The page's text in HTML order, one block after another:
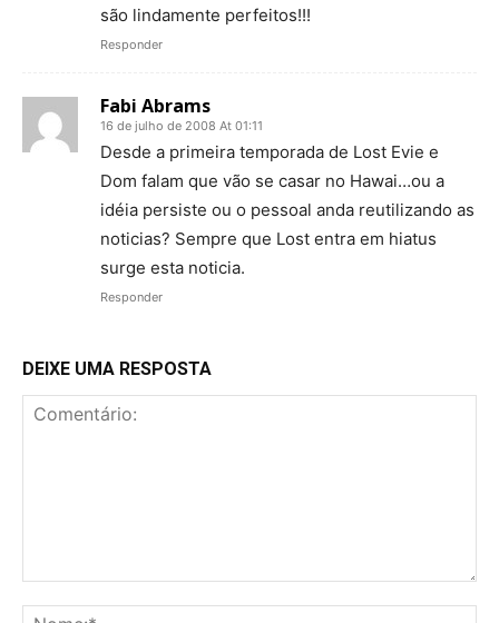
são lindamente perfeitos!!!
Responder
Fabi Abrams
16 de julho de 2008 At 01:11
Desde a primeira temporada de Lost Evie e
Dom falam que vão se casar no Hawai…ou a
idéia persiste ou o pessoal anda reutilizando as
noticias? Sempre que Lost entra em hiatus
surge esta noticia.
Responder
DEIXE UMA RESPOSTA